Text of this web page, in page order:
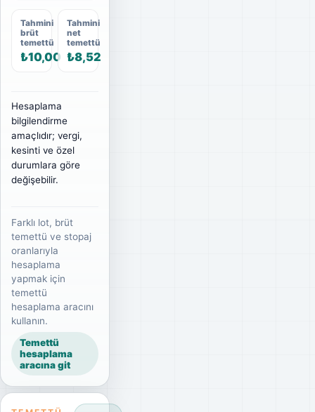
Tahmini
brüt
temettü
₺10,00
Tahmini
net
temettü
₺8,52
Hesaplama
bilgilendirme
amaçlıdır; vergi,
kesinti ve özel
durumlara göre
değişebilir.
Farklı lot, brüt
temettü ve stopaj
oranlarıyla
hesaplama
yapmak için
temettü
hesaplama aracını
kullanın.
Temettü
hesaplama
aracına git